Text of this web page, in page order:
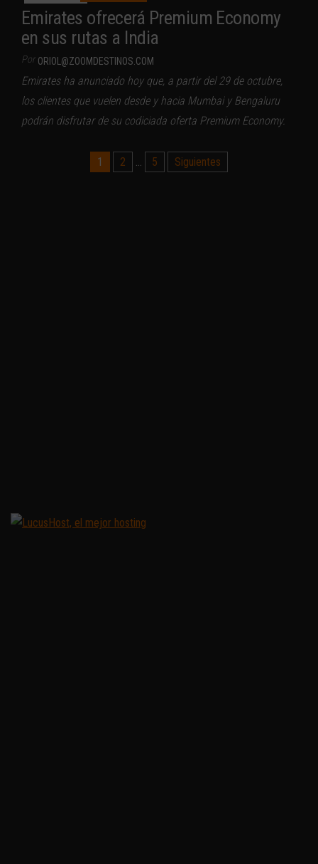
Emirates ofrecerá Premium Economy
en sus rutas a India
Por ORIOL@ZOOMDESTINOS.COM
Emirates ha anunciado hoy que, a partir del 29 de octubre,
los clientes que vuelen desde y hacia Mumbai y Bengaluru
podrán disfrutar de su codiciada oferta Premium Economy.
Paginación1 2 … 5 Siguientes